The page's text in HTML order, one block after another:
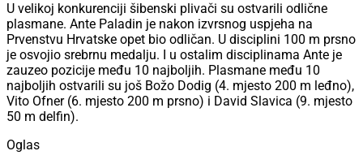
U velikoj konkurenciji šibenski plivači su ostvarili odlične
plasmane. Ante Paladin je nakon izvrsnog uspjeha na
Prvenstvu Hrvatske opet bio odličan. U disciplini 100 m prsno
je osvojio srebrnu medalju. I u ostalim disciplinama Ante je
zauzeo pozicije među 10 najboljih. Plasmane među 10
najboljih ostvarili su još Božo Dodig (4. mjesto 200 m leđno),
Vito Ofner (6. mjesto 200 m prsno) i David Slavica (9. mjesto
50 m delfin).
Oglas